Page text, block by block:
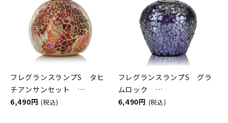
フレグランスランプS タヒ
チアンサンセット
ASHLEIGH&BURWOOD（ア
6,490円 (税込)
フレグランスランプS グラ
ムロック
ASHLEIGH&BURWOOD（ア
6,490円 (税込)